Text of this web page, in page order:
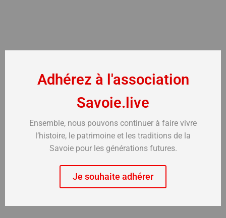
Adhérez à l'association
Savoie.live
Ensemble, nous pouvons continuer à faire vivre
l’histoire, le patrimoine et les traditions de la
Savoie pour les générations futures.
Je souhaite adhérer